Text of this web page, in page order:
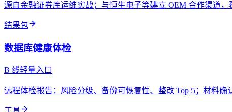
源自金融证券库运维实战；与恒生电子等建立 OEM 合作渠道，
结果包
数据库健康体检
B 线轻量入口
远程体检报告：风险分级、备份可恢复性、整改 Top 5；材料确